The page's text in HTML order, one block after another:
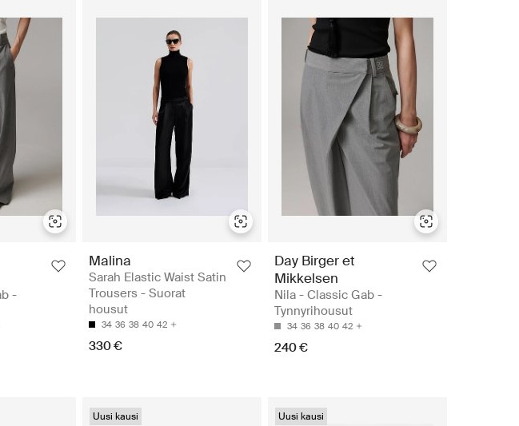
-
Malina
Sarah Elastic Waist Satin
Trousers - Suorat
housut
34 36 38 40 42
330 €
Day Birger et
Mikkelsen
Nila - Classic Gab -
Tynnyrihousut
34 36 38 40 42
240 €
Uusi kausi Uusi kausi